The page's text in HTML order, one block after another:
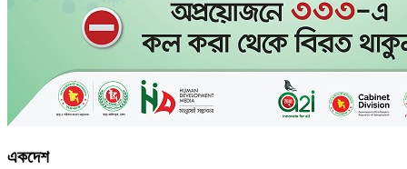
একদেশ